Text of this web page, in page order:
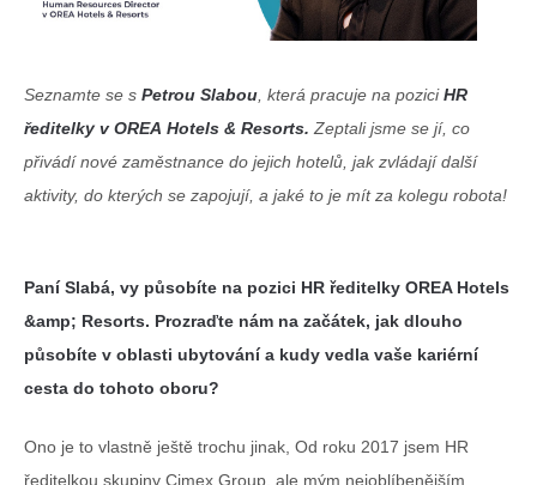
Seznamte se s Petrou Slabou , která pracuje na poziciHR
ředitelky v OREA Hotels & Resorts. Zeptali jsme se jí, co
přivádí nové zaměstnance do jejich hotelů, jak zvládají další
aktivity, do kterých se zapojují, a jaké to je mít za kolegu robota!
Paní Slabá, vy působíte na pozici HR ředitelky OREA Hotels
&amp; Resorts. Prozraďte nám na začátek, jak dlouho
působíte v oblasti ubytování a kudy vedla vaše kariérní
cesta do tohoto oboru?
Ono je to vlastně ještě trochu jinak, Od roku 2017 jsem HR
ředitelkou skupiny Cimex Group, ale mým nejoblíbenějším